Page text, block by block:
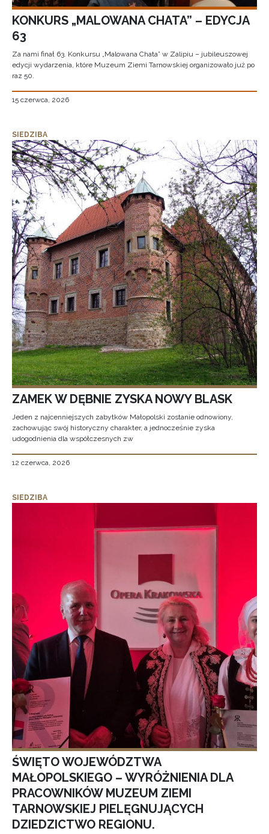
KONKURS „MALOWANA CHATA” – EDYCJA
63
Za nami finał 63. Konkursu „Malowana Chata” w Zalipiu – jubileuszowej
edycji wydarzenia, które Muzeum Ziemi Tarnowskiej organizowało już po
raz 50.
15 czerwca, 2026
SIEDZIBA
ZAMEK W DĘBNIE ZYSKA NOWY BLASK
Jeden z najcenniejszych zabytków Małopolski zostanie odnowiony,
zachowując swój historyczny charakter, a jednocześnie zyska
udogodnienia dla współczesnych zw
12 czerwca, 2026
SIEDZIBA
ŚWIĘTO WOJEWÓDZTWA
MAŁOPOLSKIEGO – WYRÓŻNIENIA DLA
PRACOWNIKÓW MUZEUM ZIEMI
TARNOWSKIEJ PIELĘGNUJĄCYCH
DZIEDZICTWO REGIONU.